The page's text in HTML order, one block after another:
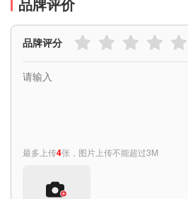
品牌评分
最多上传4张，图片上传不能超过3M